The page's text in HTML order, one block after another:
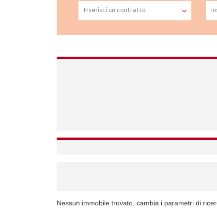
Nessun immobile trovato, cambia i parametri di